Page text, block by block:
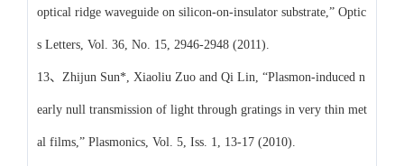
optical ridge waveguide on silicon-on-insulator substrate,” Optic
s Letters, Vol. 36, No. 15, 2946-2948 (2011).
13、Zhijun Sun*, Xiaoliu Zuo and Qi Lin, “Plasmon-induced n
early null transmission of light through gratings in very thin met
al films,” Plasmonics, Vol. 5, Iss. 1, 13-17 (2010).